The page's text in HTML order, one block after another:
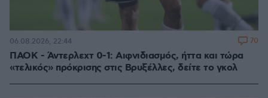
ΠΑΟΚ - Άντερλεχτ 0-1: Αιφνιδιασμός, ήττα και τώρα
«τελικός» πρόκρισης στις Βρυξέλλες, δείτε το γκολ
06.08.2026, 22:44 70